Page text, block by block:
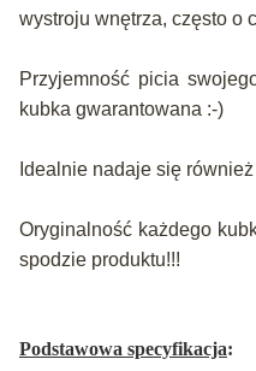
wystroju wnętrza, często o
Przyjemność picia
kubka gwarantowana :-)
Idealnie nadaje się
Oryginalność każdego
spodzie produktu!!!
Podstawowa specyfikacja: